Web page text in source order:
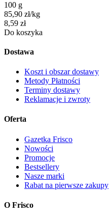
100 g
85,90 zł/kg
Cena
8,59 zł
Do koszyka
Dostawa
Koszt i obszar dostawy
Metody Płatności
Terminy dostawy
Reklamacje i zwroty
Oferta
Gazetka Frisco
Nowości
Promocje
Bestsellery
Nasze marki
Rabat na pierwsze zakupy
O Frisco